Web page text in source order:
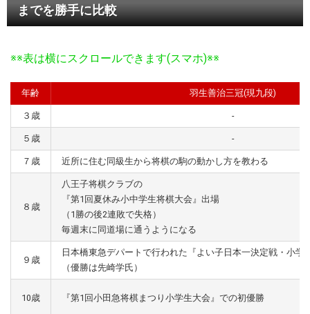
までを勝手に比較
※※表は横にスクロールできます(スマホ)※※
年齢 羽生善治三冠(現九段)
３歳 -
５歳 -
７歳 近所に住む同級生から将棋の駒の動かし方を教わる
８歳
八王子将棋クラブの
『第1回夏休み小中学生将棋大会』出場
（1勝の後2連敗で失格）
毎週末に同道場に通うようになる
９歳
日本橋東急デパートで行われた『よい子日本一決定戦・小学
（優勝は先崎学氏）
10歳 『第1回小田急将棋まつり小学生大会』での初優勝